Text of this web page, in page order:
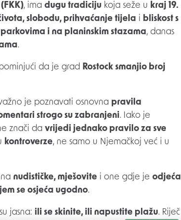
, ima dugu tradiciju koja seže u kraj 19.
slobodu, prihvaćanje tijela i bliskost s
i na planinskim stazama, danas
.
da je grad Rostock smanjio broj
je poznavati osnovna pravila
strogo su zabranjeni. Iako je
znači da vrijedi jednako pravilo za sve
kontroverze, ne samo u Njemačkoj već i u
nudističke, mješovite i one gdje je odjeća
se osjeća ugodno.
jasna: ili se skinite, ili napustite plažu. Riječ